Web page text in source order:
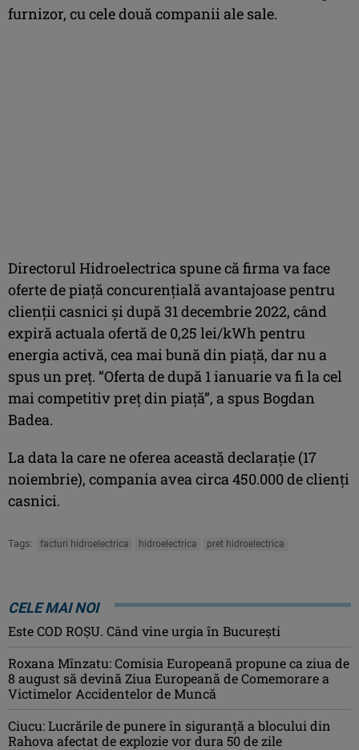
furnizor, cu cele două companii ale sale.
Directorul Hidroelectrica spune că firma va face
oferte de piață concurențială avantajoase pentru
clienții casnici și după 31 decembrie 2022, când
expiră actuala ofertă de 0,25 lei/kWh pentru
energia activă, cea mai bună din piață, dar nu a
spus un preț. “Oferta de după 1 ianuarie va fi la cel
mai competitiv preț din piață”, a spus Bogdan
Badea.
La data la care ne oferea această declarație (17
noiembrie), compania avea circa 450.000 de clienți
casnici.
Tags: facturi hidroelectrica hidroelectrica pret hidroelectrica
CELE MAI NOI
Este COD ROŞU. Când vine urgia în Bucureşti
Roxana Mînzatu: Comisia Europeană propune ca ziua de
8 august să devină Ziua Europeană de Comemorare a
Victimelor Accidentelor de Muncă
Ciucu: Lucrările de punere în siguranță a blocului din
Rahova afectat de explozie vor dura 50 de zile